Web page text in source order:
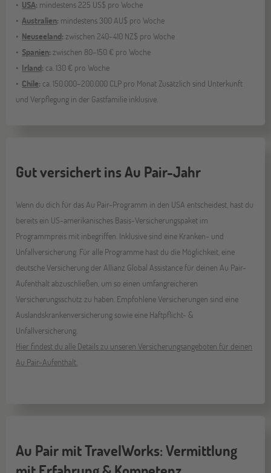
USA: mindestens 225 US$ pro Woche
Australien: mindestens 300 AU$ pro Woche
Neuseeland: zwischen 240–410 NZ$ pro Woche
Spanien: zwischen 80–150 € pro Woche
Irland: ca. 130 € pro Woche
Chile: ca. 150.000–200.000 CLP pro Monat Zusätzlich sind Unterkunft
und Verpflegung in der Gastfamilie inklusive.​
Gut versichert ins Au Pair-Jahr
Wenn du dich für das Au Pair-Programm in den USA entscheidest, hast du
bereits ein US-amerikanisches Basis-Versicherungspaket im
Programmpreis mit inbegriffen. Inklusive sind eine Kranken- und
Unfallversicherung. Für alle Programme hast du die Möglichkeit, eine
deutsche Versicherung der Allianz Global Assistance für deinen Au Pair-
Aufenthalt abzuschließen, um so einen umfangreicheren
Versicherungsschutz zu haben. Empfohlene Versicherungen sind eine
Auslandskrankenversicherung sowie eine Haftpflicht- &
Unfallversicherung.
Hier findest du alle Details zu unseren Versicherungsangeboten für deinen
Au Pair-Aufenthalt.
Au Pair mit TravelWorks: Vermittlung